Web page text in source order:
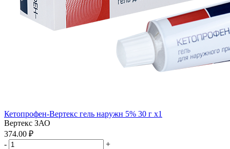
Кетопрофен-Вертекс гель наружн 5% 30 г x1
Вертекс ЗАО
374.00 ₽
-
+